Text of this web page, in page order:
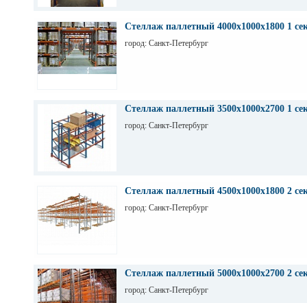
Стеллаж паллетный 4000х1000х1800 1
город: Санкт-Петербург
Стеллаж паллетный 3500х1000х2700 1
город: Санкт-Петербург
Стеллаж паллетный 4500х1000х1800 2
город: Санкт-Петербург
Стеллаж паллетный 5000х1000х2700 2
город: Санкт-Петербург